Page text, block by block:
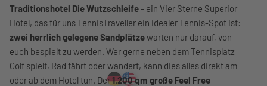
Traditionshotel Die Wutzschleife- ein Vier Sterne Superior
Hotel, das für uns TennisTraveller ein idealer Tennis-Spot ist:
zwei herrlich gelegene Sandplätzewarten nur darauf, von
euch bespielt zu werden. Wer gerne neben dem Tennisplatz
Golf spielt, Rad fährt oder wandert, kann dies alles direkt am
oder ab dem Hotel tun. Der1.200 qm große Feel Free